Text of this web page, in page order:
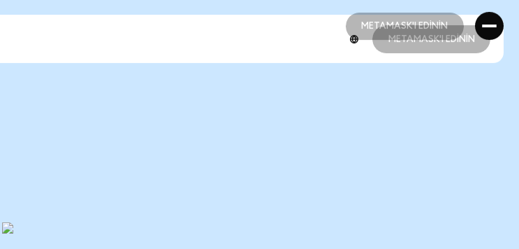
METAMASK'I EDİNİN
METAMASK'I EDİNİN
METAMASK'I EDİNİN